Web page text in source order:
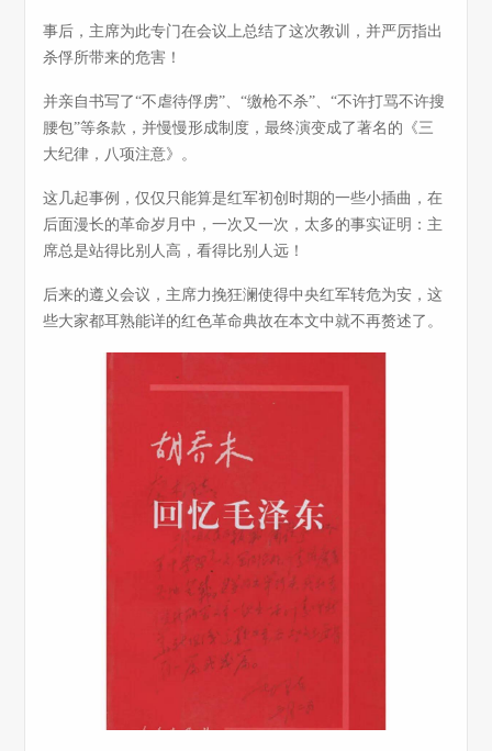
事后，主席为此专门在会议上总结了这次教训，并严厉指出
杀俘所带来的危害！
并亲自书写了“不虐待俘虏”、“缴枪不杀”、“不许打骂不许搜
腰包”等条款，并慢慢形成制度，最终演变成了著名的《三
大纪律，八项注意》。
这几起事例，仅仅只能算是红军初创时期的一些小插曲，在
后面漫长的革命岁月中，一次又一次，太多的事实证明：主
席总是站得比别人高，看得比别人远！
后来的遵义会议，主席力挽狂澜使得中央红军转危为安，这
些大家都耳熟能详的红色革命典故在本文中就不再赘述了。